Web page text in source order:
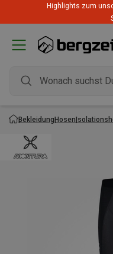
Highlights zum
BekleidungHosen